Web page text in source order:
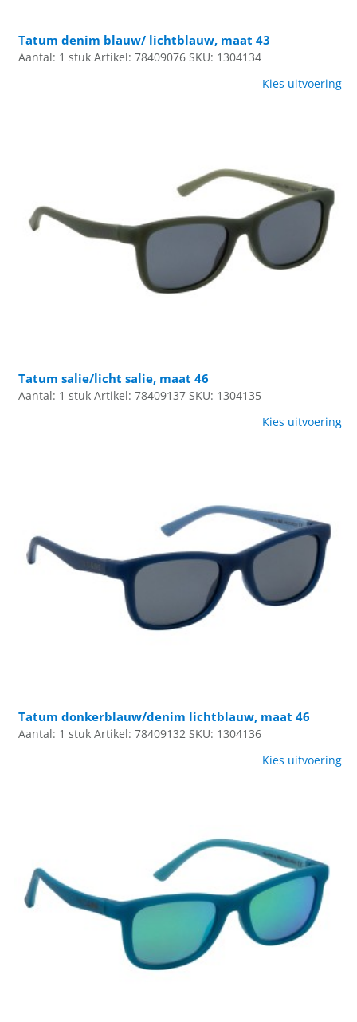
Tatum denim blauw/ lichtblauw, maat 43
Aantal: 1 stuk Artikel: 78409076 SKU: 1304134
Kies uitvoering
Tatum salie/licht salie, maat 46
Aantal: 1 stuk Artikel: 78409137 SKU: 1304135
Kies uitvoering
Tatum donkerblauw/denim lichtblauw, maat 46
Aantal: 1 stuk Artikel: 78409132 SKU: 1304136
Kies uitvoering